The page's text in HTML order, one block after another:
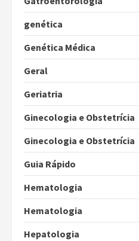
genética
Genética Médica
Geral
Geriatria
Ginecologia e Obstetrícia
Ginecologia e Obstetrícia
Guia Rápido
Hematologia
Hematologia
Hepatologia